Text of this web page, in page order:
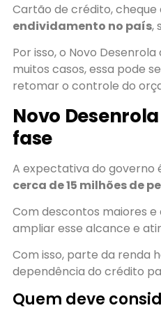
Cartão de crédito,
endividamento no país,
Por isso, o Novo
muitos casos, essa pode
retomar o controle do
Novo
fase
A expectativa do governo
cerca de 15 milhões de
Com descontos maiores e
ampliar esse alcance e
Com isso, parte da renda
dependência do crédito
Quem deve